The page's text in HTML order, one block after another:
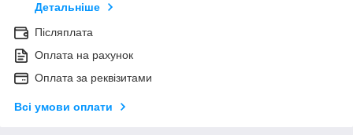
Детальніше
Післяплата
Оплата на рахунок
Оплата за реквізитами
Всі умови оплати